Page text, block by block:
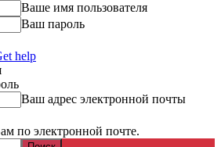
Ваше имя пользователя
Ваш пароль
help
Ваш адрес электронной почты
по электронной почте.